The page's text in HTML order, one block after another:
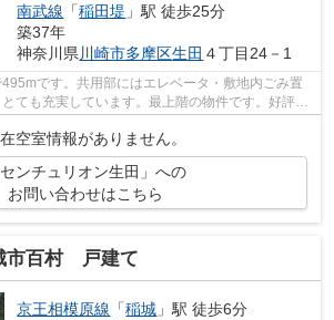
南武線 「稲田堤 」駅 徒歩25分
築37年
神奈川県 川崎市多摩区生田 ４丁目24－1
です。共用部にはエレベータ・敷地内ごみ置
ても充実しています。最上階の物件です。好評の
空室情報がありません。
センチュリオン生田」への
お問い合わせはこちら
市百村 戸建て
京王相模原線 「稲城 」駅 徒歩6分